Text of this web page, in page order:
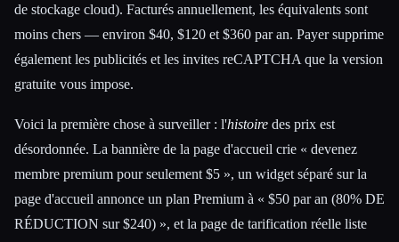
de stockage cloud). Facturés annuellement, les équivalents sont
moins chers — environ $40, $120 et $360 par an. Payer supprime
également les publicités et les invites reCAPTCHA que la version
gratuite vous impose.
Voici la première chose à surveiller : l'histoire des prix est
désordonnée. La bannière de la page d'accueil crie « devenez
membre premium pour seulement $5 », un widget séparé sur la
page d'accueil annonce un plan Premium à « $50 par an (80% DE
RÉDUCTION sur $240) », et la page de tarification réelle liste